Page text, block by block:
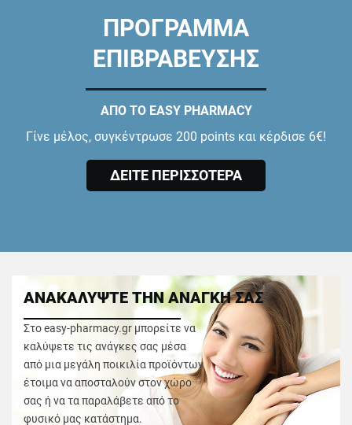
ΠΡΟΓΡΑΜΜΑ
ΕΠΙΒΡΑΒΕΥΣΗΣ
ΑΠΟ ΤΟ EASY PHARMACY
Γίνε μέλος, συγκέντρωσε 200 points και κέρδισε 6€!
ΔΕΙΤΕ ΠΕΡΙΣΣΟΤΕΡΑ
ΑΝΑΚΑΛΥΨΤΕ ΤΗΝ ΑΝΑΓΚΗ ΣΑΣ
Στο easy-pharmacy.gr μπορείτε να
καλύψετε τις ανάγκες σας μέσα
από μια μεγάλη ποικιλία προϊόντων
έτοιμα να αποσταλούν στον χώρο
σας ή να τα παραλάβετε από το
φυσικό μας κατάστημα.